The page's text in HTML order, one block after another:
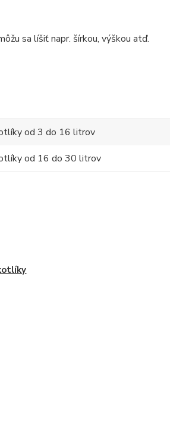
sa líšiť napr. šírkou, výškou atď.
od 3 do 16 litrov
od 16 do 30 litrov